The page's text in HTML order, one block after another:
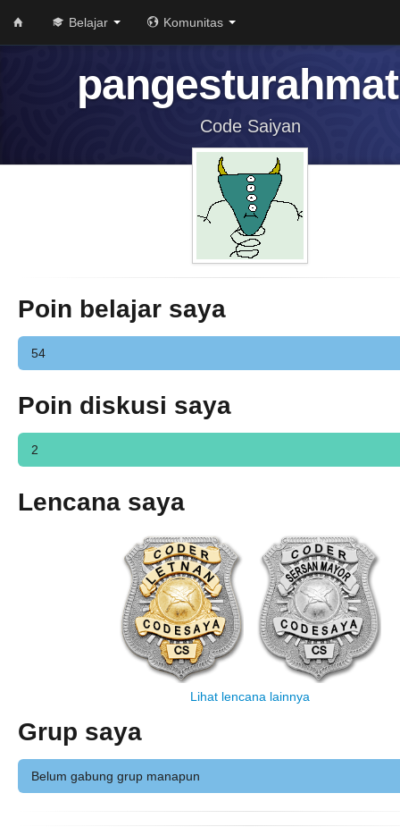
Belajar Komunitas
Code Saiyan
Poin belajar saya
54
Poin diskusi saya
2
Lencana saya
Lihat lencana lainnya
Grup saya
Belum gabung grup manapun